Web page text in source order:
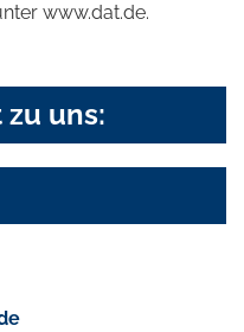
www.dat.de.
uns: